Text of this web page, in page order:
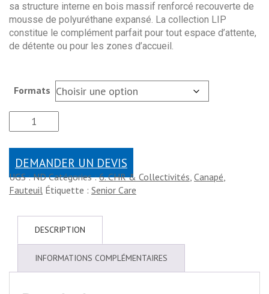
sa structure interne en bois massif renforcé recouverte de
mousse de polyuréthane expansé. La collection LIP
constitue le complément parfait pour tout espace d’attente,
de détente ou pour les zones d’accueil.
Formats
DEMANDER UN DEVIS
UGS :ND Catégories :6. CHR & Collectivités, Canapé,
Fauteuil Étiquette : Senior Care
DESCRIPTION
INFORMATIONS COMPLÉMENTAIRES